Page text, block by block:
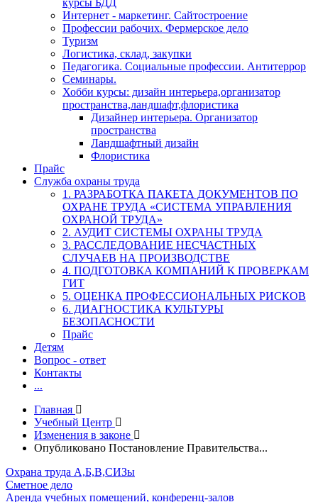
курсы БДД
Интернет - маркетинг. Сайтостроение
Профессии рабочих. Фермерское дело
Туризм
Логистика, склад, закупки
Педагогика. Социальные профессии. Антитеррор
Семинары.
Хобби курсы: дизайн интерьера,организатор
пространства,ландшафт,флористика
Дизайнер интерьера. Организатор
пространства
Ландшафтный дизайн
Флористика
Прайс
Служба охраны труда
1. РАЗРАБОТКА ПАКЕТА ДОКУМЕНТОВ ПО
ОХРАНЕ ТРУДА «СИСТЕМА УПРАВЛЕНИЯ
ОХРАНОЙ ТРУДА»
2. АУДИТ СИСТЕМЫ ОХРАНЫ ТРУДА
3. РАССЛЕДОВАНИЕ НЕСЧАСТНЫХ
СЛУЧАЕВ НА ПРОИЗВОДСТВЕ
4. ПОДГОТОВКА КОМПАНИЙ К ПРОВЕРКАМ
ГИТ
5. ОЦЕНКА ПРОФЕССИОНАЛЬНЫХ РИСКОВ
6. ДИАГНОСТИКА КУЛЬТУРЫ
БЕЗОПАСНОСТИ
Прайс
Детям
Вопрос - ответ
Контакты
...
Главная
Учебный Центр
Изменения в законе
Опубликовано Постановление Правительства...
Охрана труда А,Б,В,СИЗы
Сметное дело
Аренда учебных помещений, конференц-залов